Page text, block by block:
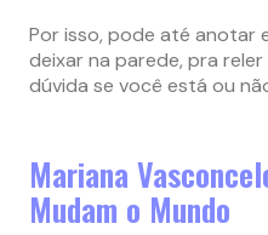
Por isso, pode até anotar
deixar na parede, pra
dúvida se você está ou
Mariana
Mudam o Mundo